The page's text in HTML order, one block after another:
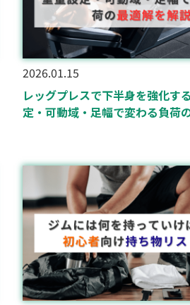
2026.01.15
レッグプレスで下半身を強化す
定・可動域・足幅で変わる負荷